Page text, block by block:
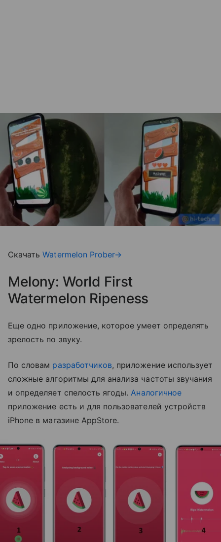
СкачатьWatermelon Prober→
Melony: World First
Watermelon Ripeness
Еще одно приложение, которое умеет определять
зрелость по звуку.
По словам разработчиков, приложение использует
сложные алгоритмы для анализа частоты звучания
и определяет спелость ягоды.Аналогичное
приложение есть и для пользователей устройств
iPhone в магазине AppStore.